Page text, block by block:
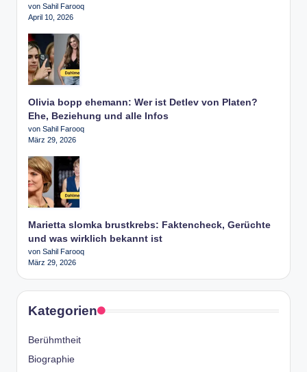
von Sahil Farooq
April 10, 2026
Olivia bopp ehemann: Wer ist Detlev von Platen?
Ehe, Beziehung und alle Infos
von Sahil Farooq
März 29, 2026
Marietta slomka brustkrebs: Faktencheck, Gerüchte
und was wirklich bekannt ist
von Sahil Farooq
März 29, 2026
Kategorien
Berühmtheit
Biographie